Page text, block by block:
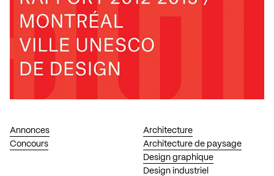
Annonces
Concours
Architecture
Architecture de paysage
Design graphique
Design industriel